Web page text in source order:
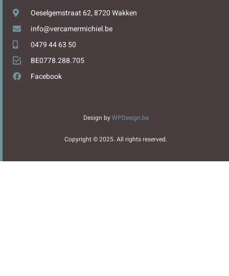
Oeselgemstraat 62, 8720 Wakken
info@vercamermichiel.be
0479 44 63 50
BE0778.288.705
Facebook
Design byWPDesign.be
Copyright © 2025. All rights reserved.